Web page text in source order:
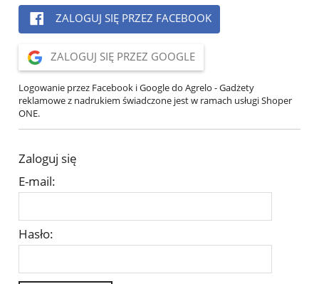
ZALOGUJ SIĘ PRZEZ FACEBOOK
ZALOGUJ SIĘ PRZEZ GOOGLE
Logowanie przez Facebook i Google do Agrelo - Gadżety
reklamowe z nadrukiem świadczone jest w ramach usługi Shoper
ONE.
Zaloguj się
E-mail:
Hasło: